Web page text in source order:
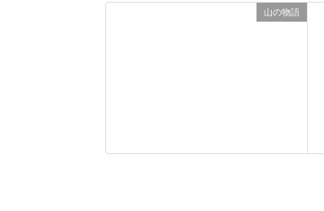
山の物語